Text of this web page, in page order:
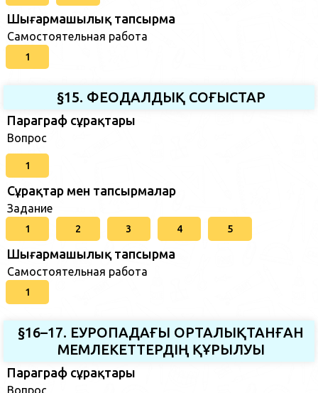
Шығармашылық тапсырма
Самостоятельная работа
1
§15. ФЕОДАЛДЫҚ СОҒЫСТАР
Параграф сұрақтары
Вопрос
1
Сұрақтар мен тапсырмалар
Задание
1 2 3 4 5
Шығармашылық тапсырма
Самостоятельная работа
1
§16–17. ЕУРОПАДАҒЫ ОРТАЛЫҚТАНҒАН
МЕМЛЕКЕТТЕРДІҢ ҚҰРЫЛУЫ
Параграф сұрақтары
Вопрос